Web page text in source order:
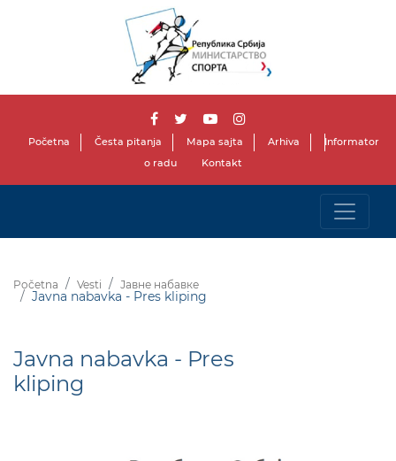
Početna Česta pitanja Mapa sajta Arhiva
Informator
o radu
Kontakt
Početna Vesti Јавне набавке
Javna nabavka - Pres kliping
Javna nabavka - Pres
kliping